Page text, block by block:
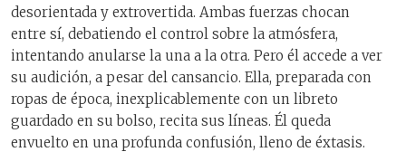
desorientada y extrovertida. Ambas fuerzas chocan
entre sí, debatiendo el control sobre la atmósfera,
intentando anularse la una a la otra. Pero él accede a ver
su audición, a pesar del cansancio. Ella, preparada con
ropas de época, inexplicablemente con un libreto
guardado en su bolso, recita sus líneas. Él queda
envuelto en una profunda confusión, lleno de éxtasis.